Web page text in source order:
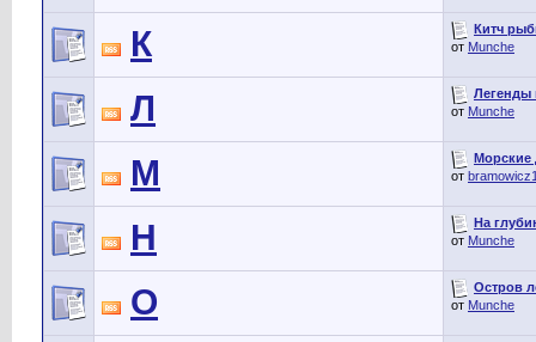
К
Китч
от Munche
Л
Легенды
от Munche
М
Морские
от
Н
На
от Munche
О
Остров
от Munche